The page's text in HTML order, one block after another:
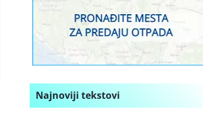
Najnoviji tekstovi